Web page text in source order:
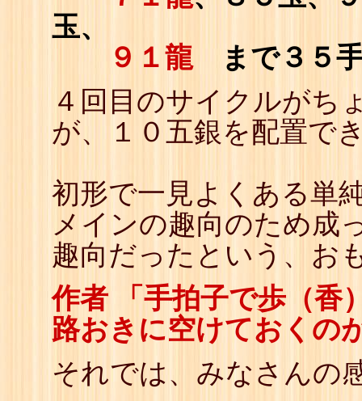
玉、
９１龍まで３５
４回目のサイクルがち
が、１０五銀を配置で
初形で一見よくある単
メインの趣向のため成
趣向だったという、お
作者 「手拍子で歩（香
路おきに空けておくの
それでは、みなさんの